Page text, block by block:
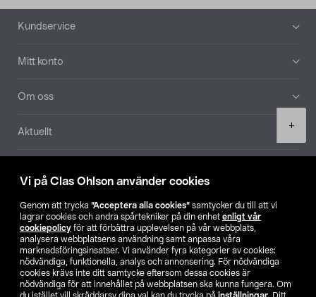
Vi på Clas Ohlson använder cookies
Genom att trycka ”Acceptera alla cookies” samtycker du till att vi
lagrar cookies och andra spårtekniker på din enhet enligt vår
cookiepolicy för att förbättra upplevelsen på vår webbplats,
analysera webbplatsens användning samt anpassa våra
marknadsföringsinsatser. Vi använder fyra kategorier av cookies:
nödvändiga, funktionella, analys och annonsering. För nödvändiga
cookies krävs inte ditt samtycke eftersom dessa cookies är
nödvändiga för att innehållet på webbplatsen ska kunna fungera. Om
+
Sidfot
Kundservice
Mitt konto
Om oss
Aktuellt
Hitta butik
SE NO FI